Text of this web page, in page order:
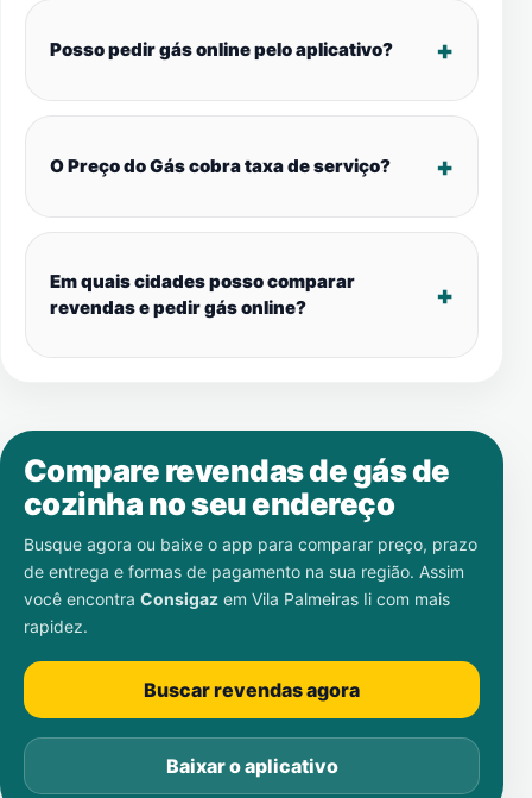
Posso pedir gás online pelo aplicativo?
O Preço do Gás cobra taxa de serviço?
Em quais cidades posso comparar
revendas e pedir gás online?
Compare revendas de gás de
cozinha no seu endereço
Busque agora ou baixe o app para comparar preço, prazo
de entrega e formas de pagamento na sua região. Assim
você encontra Consigaz em Vila Palmeiras Ii com mais
rapidez.
Buscar revendas agora
Baixar o aplicativo